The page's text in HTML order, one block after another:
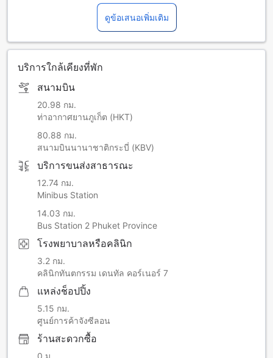
ดูข้อเสนอเพิ่มเติม
บริการใกล้เคียงที่พัก
สนามบิน
20.98 กม.
ท่าอากาศยานภูเก็ต (HKT)
80.88 กม.
สนามบินนานาชาติกระบี่ (KBV)
บริการขนส่งสาธารณะ
12.74 กม.
Minibus Station
14.03 กม.
Bus Station 2 Phuket Province
โรงพยาบาลหรือคลินิก
3.2 กม.
คลินิกทันตกรรม เดนทัล คอร์เนอร์ 7
แหล่งช็อปปิ้ง
5.15 กม.
ศูนย์การค้าจังซีลอน
ร้านสะดวกซื้อ